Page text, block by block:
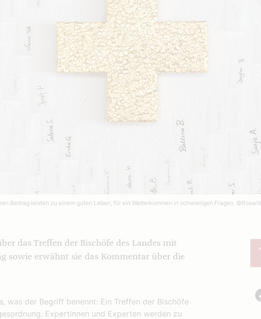
Beitrag leisten zu einem guten Leben, für ein Weiterkommen in schwierigen Fragen.
das Treffen der Bischöfe des Landes mit
sowie erwähnt sie das Kommentar über die
was der Begriff benennt: Ein Treffen der Bischöfe
Expertinnen und Experten werden zu